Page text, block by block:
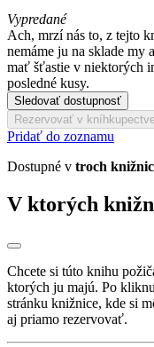
Vypredané
Ach, mrzí nás to, z tejto
nemáme ju na sklade my
mať šťastie v niektorých
posledné kusy.
Sledovať dostupnosť
Rezervovať v
Pridať do zoznamu
Dostupné v troch
V ktorých
Chcete si túto knihu
ktorých ju majú. Po
stránku knižnice, kde si
aj priamo rezervovať.